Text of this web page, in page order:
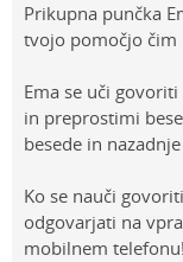
Prikupna punčka
tvojo pomočjo čim
Ema se uči
in preprostimi
besede in
Ko se nauči
odgovarjati na
mobilnem telefonu!